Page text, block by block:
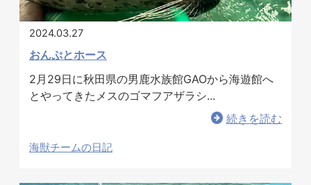
2024.03.27
おんぷとホース
2月29日に秋田県の男鹿水族館GAOから海遊館へ
とやってきたメスのゴマフアザラシ...
続きを読む
海獣チームの日記